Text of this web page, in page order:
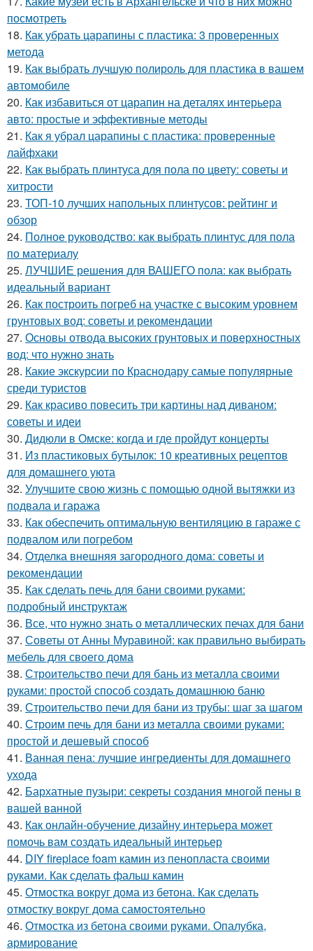
посмотреть
18. Как убрать царапины с пластика: 3 проверенных
метода
19. Как выбрать лучшую полироль для пластика в вашем
автомобиле
20. Как избавиться от царапин на деталях интерьера
авто: простые и эффективные методы
21. Как я убрал царапины с пластика: проверенные
лайфхаки
22. Как выбрать плинтуса для пола по цвету: советы и
хитрости
23. ТОП-10 лучших напольных плинтусов: рейтинг и
обзор
24. Полное руководство: как выбрать плинтус для пола
по материалу
25. ЛУЧШИЕ решения для ВАШЕГО пола: как выбрать
идеальный вариант
26. Как построить погреб на участке с высоким уровнем
грунтовых вод: советы и рекомендации
27. Основы отвода высоких грунтовых и поверхностных
вод: что нужно знать
28. Какие экскурсии по Краснодару самые популярные
среди туристов
29. Как красиво повесить три картины над диваном:
советы и идеи
30. Дидюли в Омске: когда и где пройдут концерты
31. Из пластиковых бутылок: 10 креативных рецептов
для домашнего уюта
32. Улучшите свою жизнь с помощью одной вытяжки из
подвала и гаража
33. Как обеспечить оптимальную вентиляцию в гараже с
подвалом или погребом
34. Отделка внешняя загородного дома: советы и
рекомендации
35. Как сделать печь для бани своими руками:
подробный инструктаж
36. Все, что нужно знать о металлических печах для бани
37. Советы от Анны Муравиной: как правильно выбирать
мебель для своего дома
38. Строительство печи для бань из металла своими
руками: простой способ создать домашнюю баню
39. Строительство печи для бани из трубы: шаг за шагом
40. Строим печь для бани из металла своими руками:
простой и дешевый способ
41. Ванная пена: лучшие ингредиенты для домашнего
ухода
42. Бархатные пузыри: секреты создания многой пены в
вашей ванной
43. Как онлайн-обучение дизайну интерьера может
помочь вам создать идеальный интерьер
44. DIY fireplace foam камин из пенопласта своими
руками. Как сделать фальш камин
45. Отмостка вокруг дома из бетона. Как сделать
отмостку вокруг дома самостоятельно
46. Отмостка из бетона своими руками. Опалубка,
армирование